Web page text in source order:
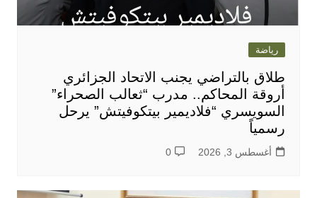
رياضة
طلاق بالتراضي يجنب الاتحاد الجزائري
أروقة المحاكم.. مدرب “ثعالب الصحراء”
السويسري “فلاديمير بيتكوفيتش” يرحل
رسمياً
أغسطس 3, 2026 0